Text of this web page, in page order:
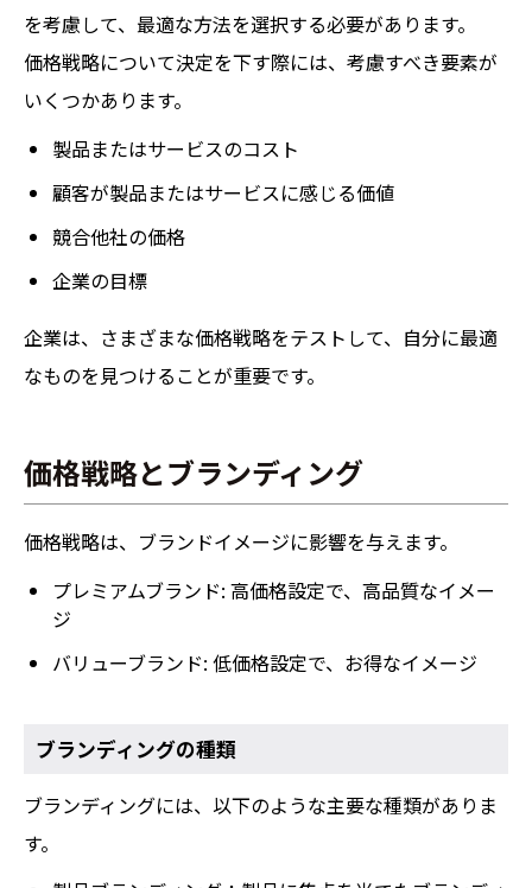
を考慮して、最適な方法を選択する必要があります。
価格戦略について決定を下す際には、考慮すべき要素が
いくつかあります。
製品またはサービスのコスト
顧客が製品またはサービスに感じる価値
競合他社の価格
企業の目標
企業は、さまざまな価格戦略をテストして、自分に最適
なものを見つけることが重要です。
価格戦略とブランディング
価格戦略は、ブランドイメージに影響を与えます。
プレミアムブランド: 高価格設定で、高品質なイメー
ジ
バリューブランド: 低価格設定で、お得なイメージ
ブランディングの種類
ブランディングには、以下のような主要な種類がありま
す。